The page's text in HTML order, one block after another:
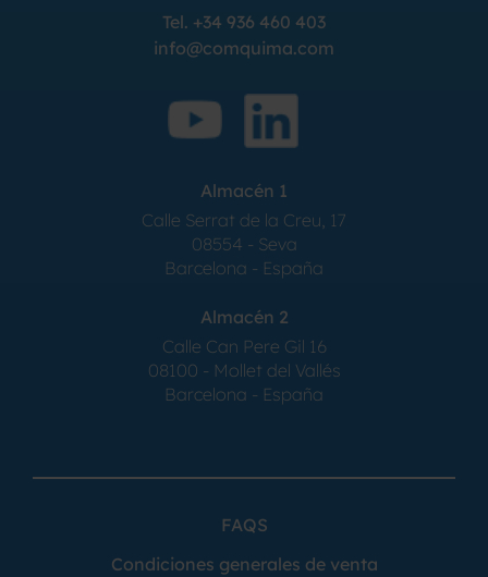
Tel. +34 936 460 403
info@comquima.com
Almacén 1
Calle Serrat de la Creu, 17
08554 - Seva
Barcelona - España
Almacén 2
Calle Can Pere Gil 16
08100 - Mollet del Vallés
Barcelona - España
FAQS
Condiciones generales de venta